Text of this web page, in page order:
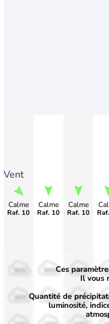
Vent
Calme
Raf. 10
Calme
Raf. 10
Calme
Raf. 10
50%
30%
50%
30%
Ces
Il vous
Quantité de
luminosité,